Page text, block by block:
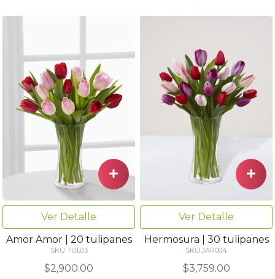
Ver Detalle
Amor Amor | 20 tulipanes
SKU TUL03
$2,900.00
Ver Detalle
Hermosura | 30 tulipanes
SKU JAR004
$3,759.00